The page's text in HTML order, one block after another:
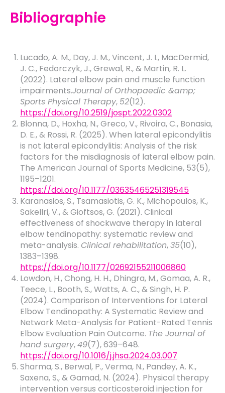
Bibliographie
Lucado, A. M., Day, J. M., Vincent, J. I., MacDermid,
J. C., Fedorczyk, J., Grewal, R., & Martin, R. L.
(2022). Lateral elbow pain and muscle function
impairments.Journal of Orthopaedic &amp;
Sports Physical Therapy, 52(12).
https://doi.org/10.2519/jospt.2022.0302
Blonna, D., Hoxha, N., Greco, V., Rivoira, C., Bonasia,
D. E., & Rossi, R. (2025). When lateral epicondylitis
is not lateral epicondylitis: Analysis of the risk
factors for the misdiagnosis of lateral elbow pain.
The American Journal of Sports Medicine, 53(5),
1195–1201.
https://doi.org/10.1177/03635465251319545
Karanasios, S., Tsamasiotis, G. K., Michopoulos, K.,
Sakellri, V., & Gioftsos, G. (2021). Clinical
effectiveness of shockwave therapy in lateral
elbow tendinopathy: systematic review and
meta-analysis. Clinical rehabilitation,35(10),
1383–1398.
https://doi.org/10.1177/02692155211006860
Lowdon, H., Chong, H. H., Dhingra, M., Gomaa, A. R.,
Teece, L., Booth, S., Watts, A. C., & Singh, H. P.
(2024). Comparison of Interventions for Lateral
Elbow Tendinopathy: A Systematic Review and
Network Meta-Analysis for Patient-Rated Tennis
Elbow Evaluation Pain Outcome. The Journal of
hand surgery,49(7), 639–648.
https://doi.org/10.1016/j.jhsa.2024.03.007
Sharma, S., Berwal, P., Verma, N., Pandey, A. K.,
Saxena, S., & Gamad, N. (2024). Physical therapy
intervention versus corticosteroid injection for